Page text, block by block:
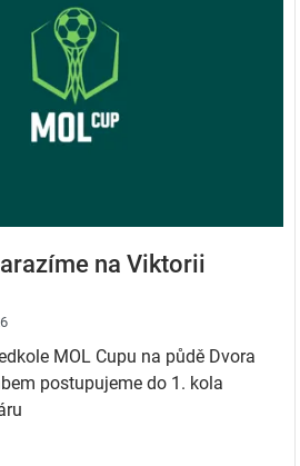
na Viktorii
MOL Cupu na půdě Dvora
postupujeme do 1. kola